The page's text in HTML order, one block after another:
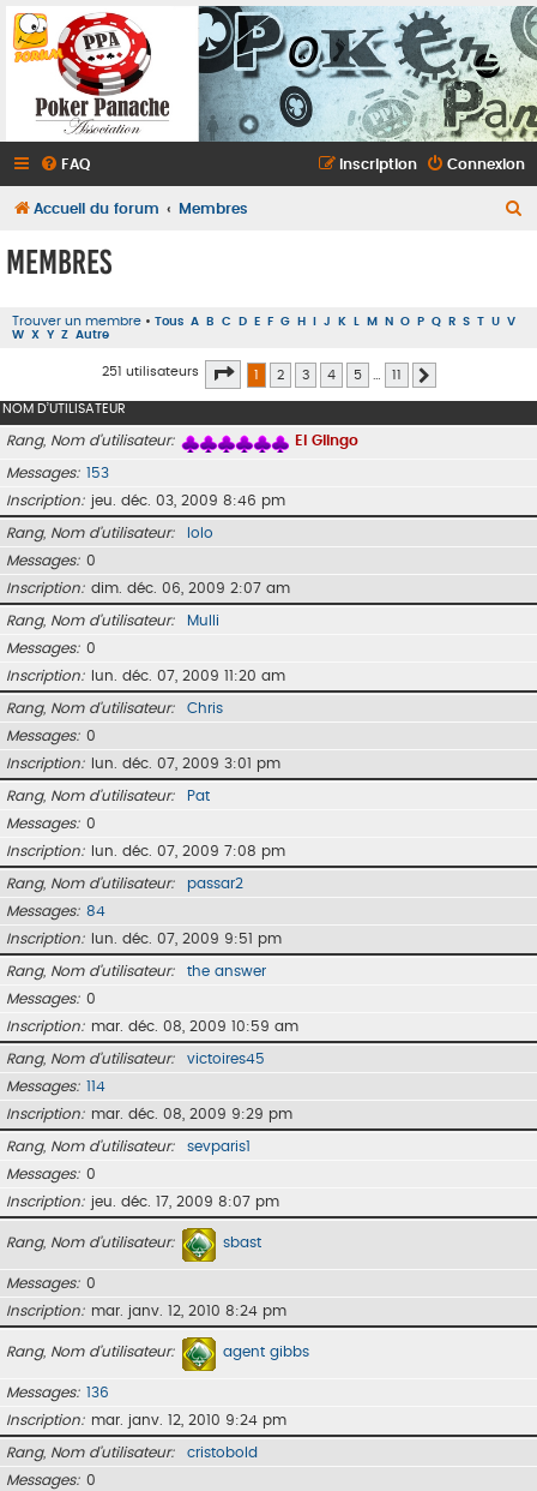
FAQ Connexion
Inscription
Accueil du forum Membres
h
Membres
Trouver un membre • Tous A B C D E F G H J K L M N O P Q R S T U V
W X Y Z Autre
251 utilisateurs Page sur11
1 2 3 4 5 11
NOM D’UTILISATEUR
Rang, Nom d’utilisateur El Glingo
Messages
153
Inscription
jeu. déc. 03, 2009 8:46 pm
Rang, Nom d’utilisateur
lolo
Messages
0
Inscription
dim. déc. 06, 2009 2:07 am
Rang, Nom d’utilisateur
Mulli
Messages
0
Inscription
lun. déc. 07, 2009 11:20 am
Rang, Nom d’utilisateur
Chris
Messages
0
Inscription
lun. déc. 07, 2009 3:01 pm
Rang, Nom d’utilisateur
Pat
Messages
0
Inscription
lun. déc. 07, 2009 7:08 pm
Rang, Nom d’utilisateur
passar2
Messages
84
Inscription
lun. déc. 07, 2009 9:51 pm
Rang, Nom d’utilisateur
the answer
Messages
0
Inscription
mar. déc. 08, 2009 10:59 am
Rang, Nom d’utilisateur
victoires45
Messages
114
Inscription
mar. déc. 08, 2009 9:29 pm
Rang, Nom d’utilisateur
sevparis1
Messages
0
Inscription
jeu. déc. 17, 2009 8:07 pm
Rang, Nom d’utilisateur sbast
Messages
0
Inscription
mar. janv. 12, 2010 8:24 pm
Rang, Nom d’utilisateur agent gibbs
Messages
136
Inscription
mar. janv. 12, 2010 9:24 pm
Rang, Nom d’utilisateur
cristobold
Messages
0